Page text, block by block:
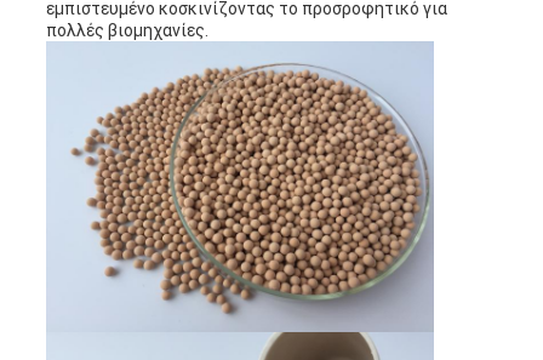
PRIVACY
POLICY
εμπιστευμένο κοσκινίζοντας το προσροφητικό για
πολλές βιομηχανίες.